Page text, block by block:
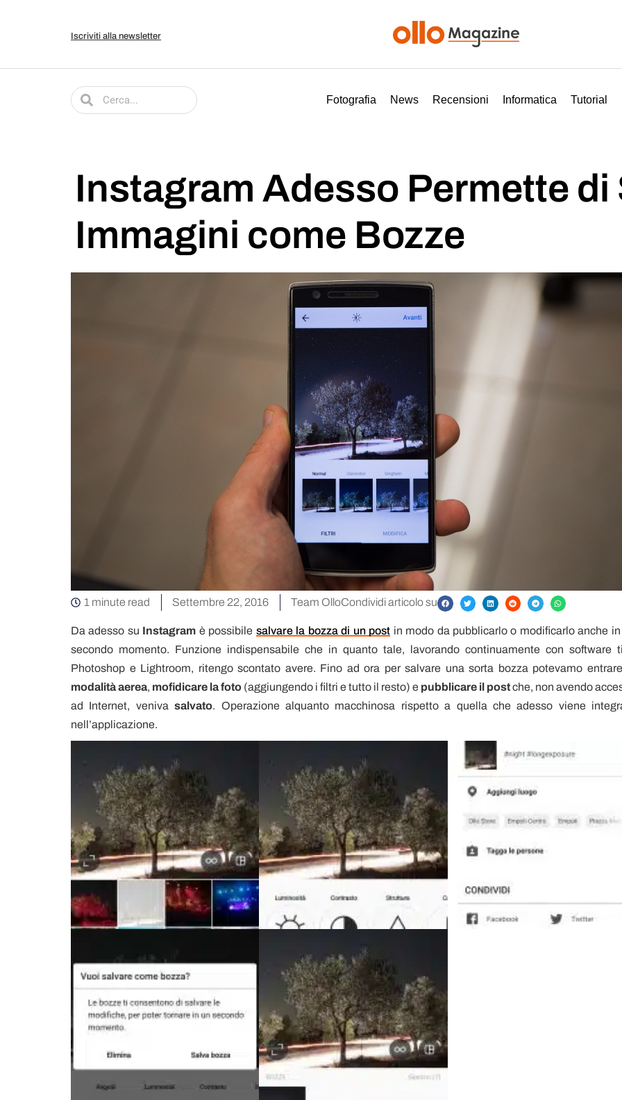
Iscriviti alla newsletter
Fotografia News Recensioni Informatica Tutorial
Instagram Adesso Permette di
Immagini come Bozze
1 minute read Settembre 22, 2016 Team OlloCondividi articolo su
Da adesso su Instagram è possibile salvare la bozza di un post in modo da pubblicarlo o modificarlo anche
secondo momento. Funzione indispensabile che in quanto tale, lavorando continuamente con software
Photoshop e Lightroom, ritengo scontato avere. Fino ad ora per salvare una sorta bozza potevamo
modalità aerea, mofidicare la foto (aggiungendo i filtri e tutto il resto) e pubblicare il postche, non avendo
ad Internet, venivasalvato. Operazione alquanto macchinosa rispetto a quella che adesso viene
nell’applicazione.